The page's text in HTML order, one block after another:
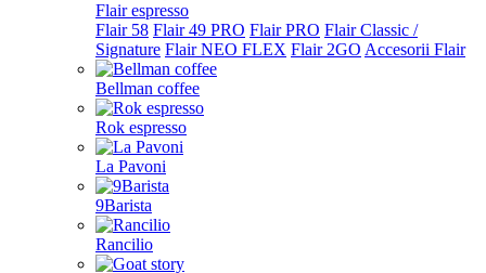
Flair espresso
Flair 58 Flair 49 PRO Flair PRO Flair Classic /
Signature Flair NEO FLEX Flair 2GO Accesorii Flair
Bellman coffee
Rok espresso
La Pavoni
9Barista
Rancilio